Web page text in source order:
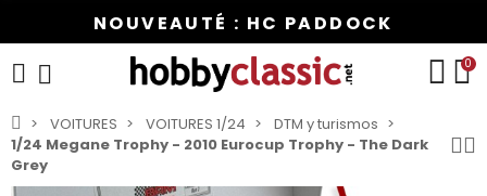
NOUVEAUTÉ : HC PADDOCK
0
VOITURES VOITURES 1/24
DTM y turismos
1/24 Megane Trophy - 2010 Eurocup Trophy - The Dark
Grey